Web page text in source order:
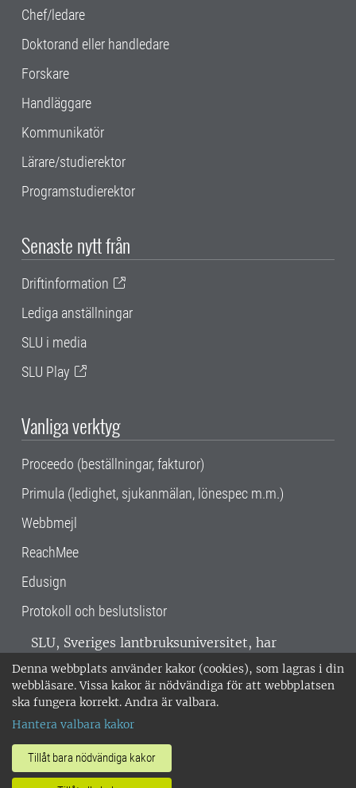
Denna webbplats använder kakor (cookies), som lagras i din
webbläsare. Vissa kakor är nödvändiga för att webbplatsen
ska fungera korrekt. Andra är valbara.
Hantera valbara kakor
Tillåt bara nödvändiga kakor
Chef/ledare
Doktorand eller handledare
Forskare
Handläggare
Kommunikatör
Lärare/studierektor
Programstudierektor
Senaste nytt från
Driftinformation
Lediga anställningar
SLU i media
SLU Play
Vanliga verktyg
Proceedo (beställningar, fakturor)
Primula (ledighet, sjukanmälan, lönespec m.m.)
Webbmejl
ReachMee
Edusign
Protokoll och beslutslistor
SLU, Sveriges lantbruksuniversitet, har
verksamhet över hela Sverige. Huvudorter är
Alnarp, Uppsala och Umeå.SLU är
miljöcertifierat enligt ISO 14001. •
018-67 10 00 • Org nr: 202100-2817 •
Om SLU:s webbplatser
•Hantera kakor•Behandling av